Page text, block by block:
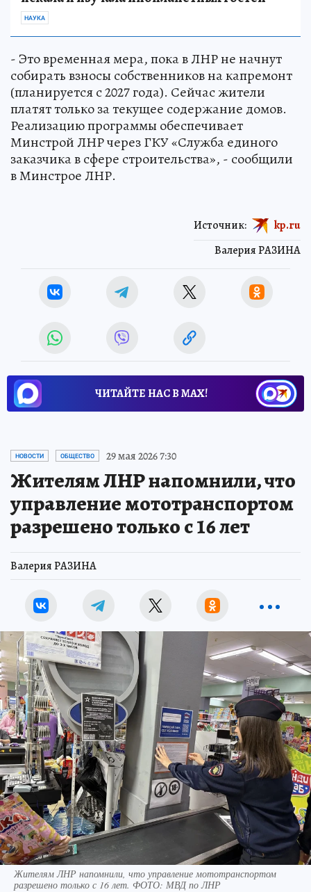
НАУКА
- Это временная мера, пока в ЛНР не начнут
собирать взносы собственников на капремонт
(планируется с 2027 года). Сейчас жители
платят только за текущее содержание домов.
Реализацию программы обеспечивает
Минстрой ЛНР через ГКУ «Служба единого
заказчика в сфере строительства», - сообщили
в Минстрое ЛНР.
Валерия РАЗИНА
Источник: kp.ru
ЧИТАЙТЕ НАС В МАХ!
НОВОСТИ ОБЩЕСТВО 29 мая 2026 7:30
Жителям ЛНР напомнили, что
управление мототранспортом
разрешено только с 16 лет
Валерия РАЗИНА
Жителям ЛНР напомнили, что управление мототранспортом
разрешено только с 16 лет. ФОТО: МВД по ЛНР